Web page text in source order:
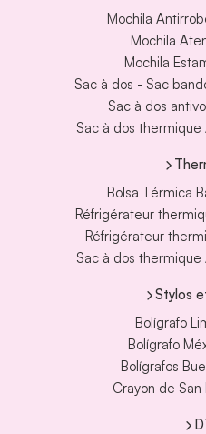
Mochila
Mochila
Mochila
Sac à dos - Sac
Sac à dos
Sac à dos
Bolsa Térmica
Réfrigérateur
Réfrigérateur
Sac à dos
Stylos
Bolígrafo
Bolígrafo
Bolígrafos
Crayon de